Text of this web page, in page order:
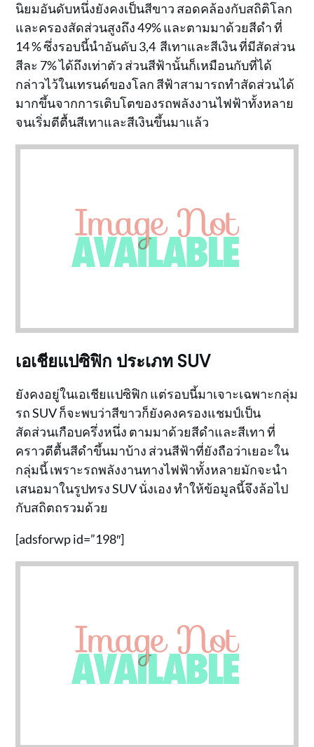
นิยมอันดับหนึ่งยังคงเป็นสีขาว สอดคล้องกับสถิติโลก
และครองสัดส่วนสูงถึง 49% และตามมาด้วยสีดำ ที่
14 % ซึ่งรอบนี้นำอันดับ 3,4 สีเทาและสีเงิน ที่มีสัดส่วน
สีละ 7% ได้ถึงเท่าตัว ส่วนสีฟ้านั้นก็เหมือนกับที่ได้
กล่าวไว้ในเทรนด์ของโลก สีฟ้าสามารถทำสัดส่วนได้
มากขึ้นจากการเติบโตของรถพลังงานไฟฟ้าทั้งหลาย
จนเริ่มตีตื้นสีเทาและสีเงินขึ้นมาแล้ว
เอเชียแปซิฟิก ประเภท SUV
ยังคงอยู่ในเอเชียแปซิฟิก แต่รอบนี้มาเจาะเฉพาะกลุ่ม
รถ SUV ก็จะพบว่าสีขาวก็ยังคงครองแชมป์เป็น
สัดส่วนเกือบครึ่งหนึ่ง ตามมาด้วยสีดำและสีเทา ที่
คราวตีตื้นสีดำขึ้นมาบ้าง ส่วนสีฟ้าที่ยังถือว่าเยอะใน
กลุ่มนี้ เพราะรถพลังงานทางไฟฟ้าทั้งหลายมักจะนำ
เสนอมาในรูปทรง SUV นั่งเอง ทำให้ข้อมูลนี้จึงล้อไป
กับสถิตถรวมด้วย
[adsforwp id=”198″]